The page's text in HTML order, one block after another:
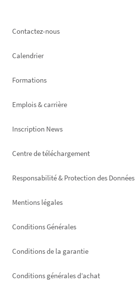
Footer
Contactez-nous
Calendrier
Formations
Emplois & carrière
Inscription News
Footer
Centre de téléchargement
Responsabilité & Protection des Données
Mentions légales
Conditions Générales
Conditions de la garantie
Conditions générales d’achat